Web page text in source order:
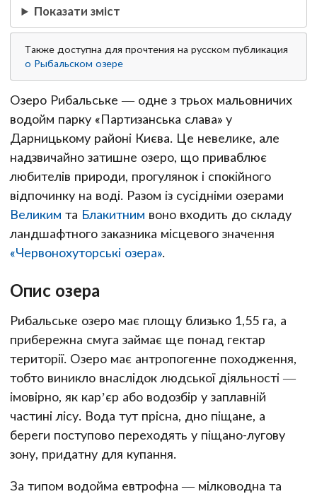
Показати зміст
Также доступна для прочтения на русском публикация
о Рыбальском озере
Озеро Рибальське — одне з трьох мальовничих
водойм парку «Партизанська слава» у
Дарницькому районі Києва. Це невелике, але
надзвичайно затишне озеро, що приваблює
любителів природи, прогулянок і спокійного
відпочинку на воді. Разом із сусідніми озерами
Великим та Блакитним воно входить до складу
ландшафтного заказника місцевого значення
«Червонохуторські озера».
Опис озера
Рибальське озеро має площу близько 1,55 га, а
прибережна смуга займає ще понад гектар
території. Озеро має антропогенне походження,
тобто виникло внаслідок людської діяльності —
імовірно, як кар’єр або водозбір у заплавній
частині лісу. Вода тут прісна, дно піщане, а
береги поступово переходять у піщано-лугову
зону, придатну для купання.
За типом водойма евтрофна — мілководна та